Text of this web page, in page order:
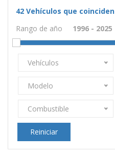
42 Vehículos que coinciden
Rango de año
Vehículos
Modelo
Combustible
Reiniciar